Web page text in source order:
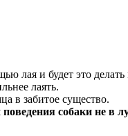
лая и будет это
лаять.
в забитое существо.
собаки не в